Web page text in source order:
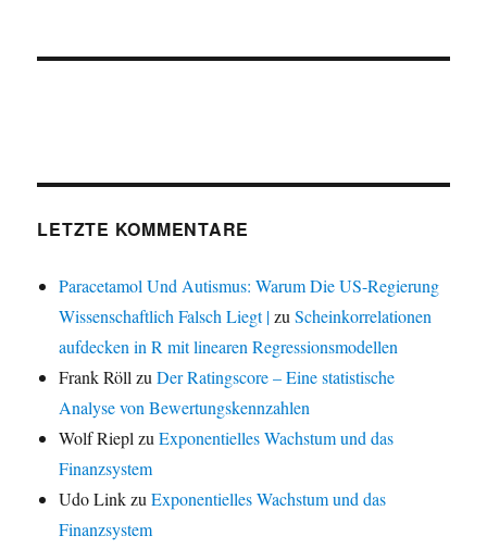
LETZTE KOMMENTARE
Paracetamol Und Autismus: Warum Die US-Regierung
Wissenschaftlich Falsch Liegt |zuScheinkorrelationen
aufdecken in R mit linearen Regressionsmodellen
Frank Röll zuDer Ratingscore – Eine statistische
Analyse von Bewertungskennzahlen
Wolf Riepl zuExponentielles Wachstum und das
Finanzsystem
Udo LinkzuExponentielles Wachstum und das
Finanzsystem